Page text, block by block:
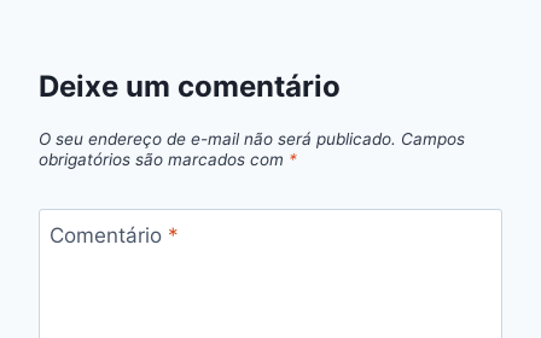
Deixe um comentário
O seu endereço de e-mail não será publicado. Campos
obrigatórios são marcados com *
Comentário *